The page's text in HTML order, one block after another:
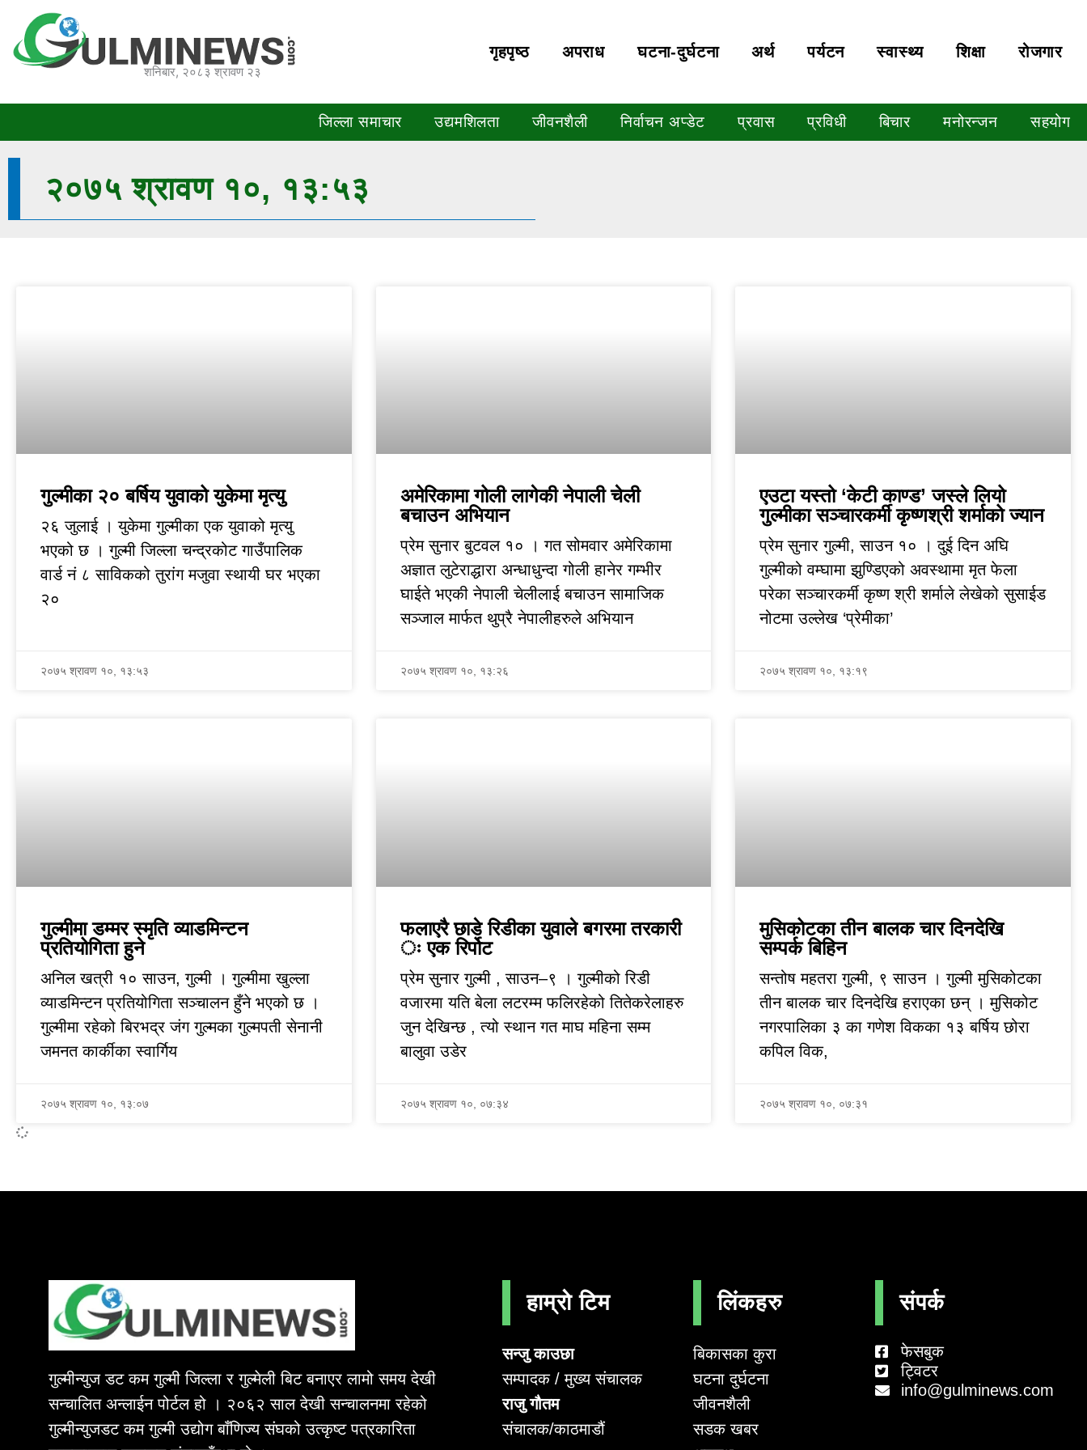
content
शनिबार, २०८३ श्रावण २३
गृहपृष्‍ठ अपराध घटना-दुर्घटना अर्थ पर्यटन स्वास्थ्य शिक्षा रोजगार
जिल्ला समाचार उद्यमशिलता जीवनशैली निर्वाचन अप्डेट प्रवास प्रविधी बिचार मनोरन्जन सहयोग
२०७५ श्रावण १०, १३:५३
गुल्मीका २० बर्षिय युवाको युकेमा मृत्यु
२६ जुलाई । युकेमा गुल्मीका एक युवाको मृत्यु
भएको छ । गुल्मी जिल्ला चन्द्रकोट गाउँपालिक
वार्ड नं ८ साविकको तुरांग मजुवा स्थायी घर भएका
२०
२०७५ श्रावण १०, १३:५३
अमेरिकामा गोली लागेकी नेपाली चेली
बचाउन अभियान
प्रेम सुनार बुटवल १० । गत सोमवार अमेरिकामा
अज्ञात लुटेराद्धारा अन्धाधुन्दा गोली हानेर गम्भीर
घाईते भएकी नेपाली चेलीलाई बचाउन सामाजिक
सञ्जाल मार्फत थुप्रै नेपालीहरुले अभियान
२०७५ श्रावण १०, १३:२६
एउटा यस्तो ‘केटी काण्ड’ जस्ले लियो
गुल्मीका सञ्चारकर्मी कृष्णश्री शर्माको ज्यान
प्रेम सुनार गुल्मी, साउन १० । दुई दिन अघि
गुल्मीको वम्घामा झुण्डिएको अवस्थामा मृत फेला
परेका सञ्चारकर्मी कृष्ण श्री शर्माले लेखेको सुसाईड
नोटमा उल्लेख ‘प्रेमीका’
२०७५ श्रावण १०, १३:१९
गुल्मीमा डम्मर स्मृति व्याडमिन्टन
प्रतियोगिता हुने
अनिल खत्री १० साउन, गुल्मी । गुल्मीमा खुल्ला
व्याडमिन्टन प्रतियोगिता सञ्चालन हुँने भएको छ ।
गुल्मीमा रहेको बिरभद्र जंग गुल्मका गुल्मपती सेनानी
जमनत कार्कीका स्वार्गिय
२०७५ श्रावण १०, १३:०७
फलाएरै छाडे रिडीका युवाले बगरमा तरकारी
ः एक रिर्पोट
प्रेम सुनार गुल्मी , साउन–९ । गुल्मीको रिडी
वजारमा यति बेला लटरम्म फलिरहेको तितेकरेलाहरु
जुन देखिन्छ , त्यो स्थान गत माघ महिना सम्म
बालुवा उडेर
२०७५ श्रावण १०, ०७:३४
मुसिकोटका तीन बालक चार दिनदेखि
सम्पर्क बिहिन
सन्तोष महतरा गुल्मी, ९ साउन । गुल्मी मुसिकोटका
तीन बालक चार दिनदेखि हराएका छन् । मुसिकोट
नगरपालिका ३ का गणेश विकका १३ बर्षिय छोरा
कपिल विक,
२०७५ श्रावण १०, ०७:३१
गुल्मीन्युज डट कम गुल्मी जिल्ला र गुल्मेली बिट बनाएर लामो समय देखी
सन्चालित अन्लाईन पोर्टल हो । २०६२ साल देखी सन्चालनमा रहेको
गुल्मीन्युजडट कम गुल्मी उद्योग बाँणिज्य संघको उत्कृष्ट पत्रकारिता
हाम्रो टिम
सन्जु काउछा
सम्पादक / मुख्य संचालक
राजु गौतम
संचालक/काठमाडौं
लिंकहरु
बिकासका कुरा
घटना दुर्घटना
जीवनशैली
सडक खबर
संपर्क
फेसबुक
ट्विटर
info@gulminews.com